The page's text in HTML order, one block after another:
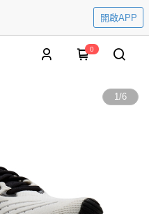
開啟APP
0
1/6